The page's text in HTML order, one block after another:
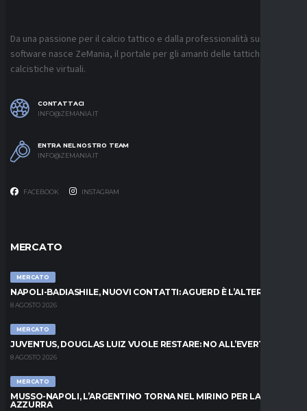
Da una passione per il calcio tattico e dalla professionalità sui
software nasce ZeMania, il portale per gli amanti delle tattiche
calcistiche virtuali.
CONTATTACI
INFO@ZEMANIA.IT
ENTRA NEL NOSTRO TEAM
INFO@ZEMANIA.IT
FACEBOOK INSTAGRAM
MERCATO
MERCATO
NAPOLI-BADIASHILE, NUOVI CONTATTI: AGUERD È L’ALTERNATIVA
8 AGOSTO 2026
MERCATO
JUVENTUS, DOUGLAS LUIZ VUOLE RESTARE: NO ALL’EVERTON
8 AGOSTO 2026
MERCATO
MUSSO-NAPOLI, L’ARGENTINO TORNA NEL MIRINO PER LA PORTA
AZZURRA